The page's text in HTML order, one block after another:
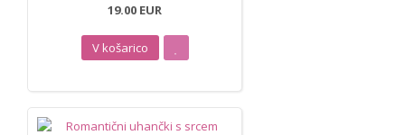
19.00 EUR
V košarico